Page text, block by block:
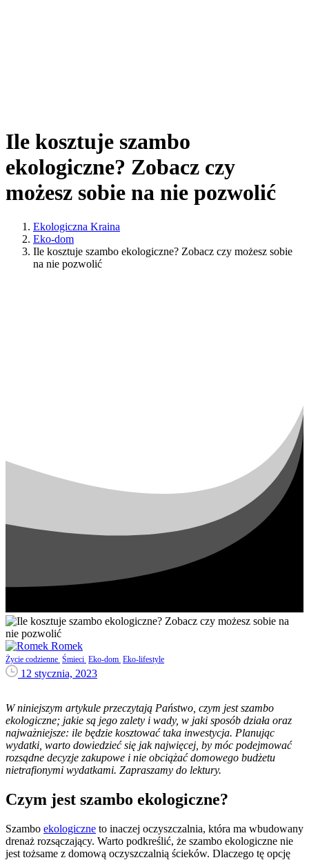
Ile kosztuje szambo
ekologiczne? Zobacz czy
możesz sobie na nie pozwolić
Ekologiczna Kraina
Eko-dom
Ile kosztuje szambo ekologiczne? Zobacz czy możesz sobie
na nie pozwolić
Romek
Życie codzienne Śmieci Eko-dom Eko-lifestyle
12 stycznia, 2023
W niniejszym artykule przeczytają Państwo, czym jest szambo
ekologiczne; jakie są jego zalety i wady, w jaki sposób działa oraz
najważniejsze: ile będzie kosztować taka inwestycja. Planując
wydatki, warto dowiedzieć się jak najwięcej, by móc podejmować
rozsądne decyzje zakupowe i nie obciążać domowego budżetu
nietrafionymi wydatkami. Zapraszamy do lektury.
Czym jest szambo ekologiczne?
Szambo ekologiczne to inaczej oczyszczalnia, która ma wbudowany
drenaż rozsączający. Warto podkreślić, że szambo ekologiczne nie
jest tożsame z domową oczyszczalnią ścieków. Dlaczego tę opcję